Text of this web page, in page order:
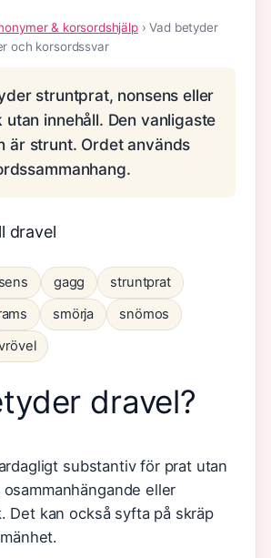
& korsordshjälp› Vad betyder
och korsordssvar
struntprat, nonsens eller
utan innehåll. Den vanligaste
är strunt. Ordet används
dravel
gagg
struntprat
smörja
snömos
dravel?
substantiv för prat utan
eller
Det kan också syfta på skräp